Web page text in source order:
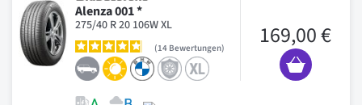
Alenza 001 *
275/40 R 20 106W XL
14 Bewertungen 169,00 €